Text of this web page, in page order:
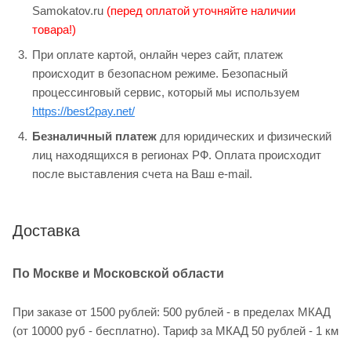
Samokatov.ru (перед оплатой уточняйте наличии
товара!)
При оплате картой, онлайн через сайт, платеж
происходит в безопасном режиме. Безопасный
процессинговый сервис, который мы используем
https://best2pay.net/
Безналичный платеж для юридических и физический
лиц находящихся в регионах РФ. Оплата происходит
после выставления счета на Ваш e-mail.
Доставка
По Москве и Московской области
При заказе от 1500 рублей: 500 рублей - в пределах МКАД
(от 10000 руб - бесплатно). Тариф за МКАД 50 рублей - 1 км